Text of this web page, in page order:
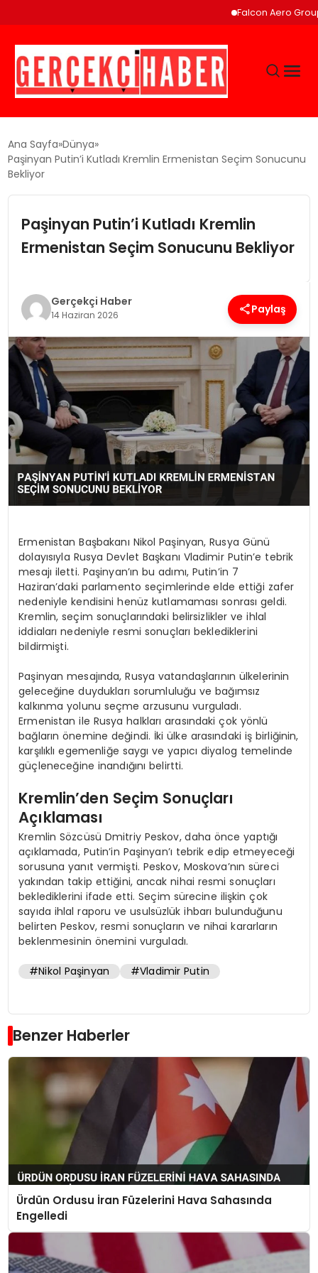
Falcon Aero Group,
GÜNCEL
EĞITIM
EKONOMI
SAĞLIK
SPOR
TEKNOLOJI
YAŞAM
Ana Sayfa Dünya
Paşinyan Putin’i Kutladı Kremlin Ermenistan Seçim Sonucunu
Bekliyor
Paşinyan Putin’i Kutladı Kremlin
Ermenistan Seçim Sonucunu Bekliyor
Gerçekçi Haber
14 Haziran 2026 Paylaş
Ermenistan Başbakanı Nikol Paşinyan, Rusya Günü
dolayısıyla Rusya Devlet Başkanı Vladimir Putin’e tebrik
mesajı iletti. Paşinyan’ın bu adımı, Putin’in 7
Haziran’daki parlamento seçimlerinde elde ettiği zafer
nedeniyle kendisini henüz kutlamaması sonrası geldi.
Kremlin, seçim sonuçlarındaki belirsizlikler ve ihlal
iddiaları nedeniyle resmi sonuçları beklediklerini
bildirmişti.
Paşinyan mesajında, Rusya vatandaşlarının ülkelerinin
geleceğine duydukları sorumluluğu ve bağımsız
kalkınma yolunu seçme arzusunu vurguladı.
Ermenistan ile Rusya halkları arasındaki çok yönlü
bağların önemine değindi. İki ülke arasındaki iş birliğinin,
karşılıklı egemenliğe saygı ve yapıcı diyalog temelinde
güçleneceğine inandığını belirtti.
Kremlin’den Seçim Sonuçları
Açıklaması
Kremlin Sözcüsü Dmitriy Peskov, daha önce yaptığı
açıklamada, Putin’in Paşinyan’ı tebrik edip etmeyeceği
sorusuna yanıt vermişti. Peskov, Moskova’nın süreci
yakından takip ettiğini, ancak nihai resmi sonuçları
beklediklerini ifade etti. Seçim sürecine ilişkin çok
sayıda ihlal raporu ve usulsüzlük ihbarı bulunduğunu
belirten Peskov, resmi sonuçların ve nihai kararların
beklenmesinin önemini vurguladı.
#Nikol Paşinyan #Vladimir Putin
Benzer Haberler
Ürdün Ordusu İran Füzelerini Hava Sahasında
Engelledi